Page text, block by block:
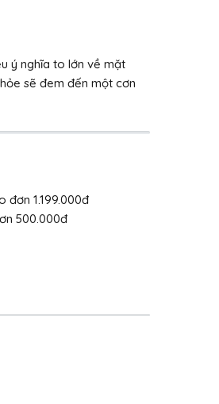
ý nghĩa to lớn về mặt
sẽ đem đến một cơn
đơn 1.199.000đ
500.000đ